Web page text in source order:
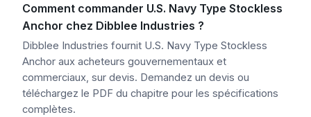
Comment commander U.S. Navy Type Stockless
Anchor chez Dibblee Industries ?
Dibblee Industries fournit U.S. Navy Type Stockless
Anchor aux acheteurs gouvernementaux et
commerciaux, sur devis. Demandez un devis ou
téléchargez le PDF du chapitre pour les spécifications
complètes.